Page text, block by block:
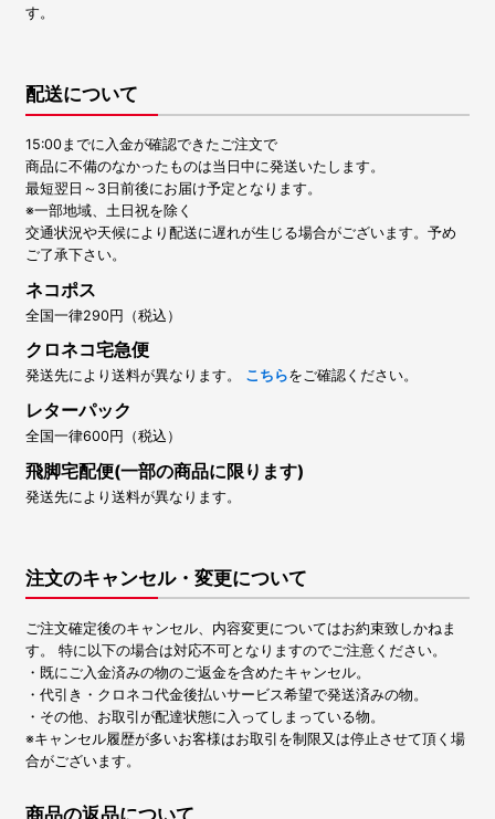
す。
配送について
15:00までに入金が確認できたご注文で
商品に不備のなかったものは当日中に発送いたします。
最短翌日～3日前後にお届け予定となります。
※一部地域、土日祝を除く
交通状況や天候により配送に遅れが生じる場合がございます。予め
ご了承下さい。
ネコポス
全国一律290円（税込）
クロネコ宅急便
発送先により送料が異なります。 こちらをご確認ください。
レターパック
全国一律600円（税込）
飛脚宅配便(一部の商品に限ります)
発送先により送料が異なります。
注文のキャンセル・変更について
ご注文確定後のキャンセル、内容変更についてはお約束致しかねま
す。 特に以下の場合は対応不可となりますのでご注意ください。
・既にご入金済みの物のご返金を含めたキャンセル。
・代引き・クロネコ代金後払いサービス希望で発送済みの物。
・その他、お取引が配達状態に入ってしまっている物。
※キャンセル履歴が多いお客様はお取引を制限又は停止させて頂く場
合がございます。
商品の返品について